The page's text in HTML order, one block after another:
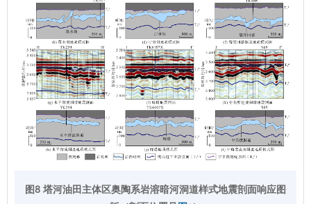
图8 塔河油田主体区奥陶系岩溶暗河洞道样式地震剖面响应图